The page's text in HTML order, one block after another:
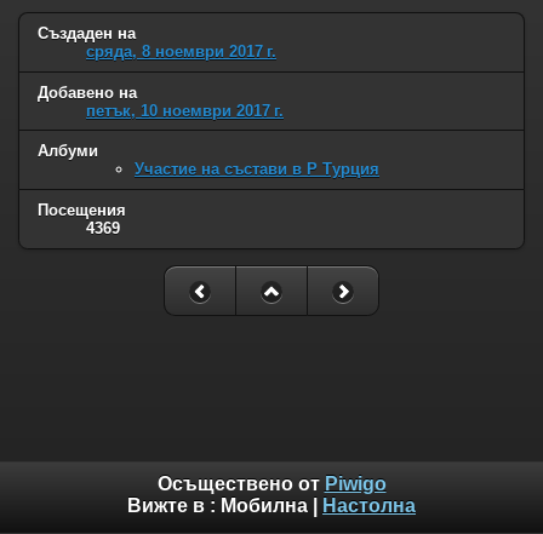
Създаден на
сряда, 8 ноември 2017 г.
Добавено на
петък, 10 ноември 2017 г.
Албуми
Участие на състави в Р Турция
Посещения
4369
Осъществено от Piwigo
Вижте в : Мобилна Настолна